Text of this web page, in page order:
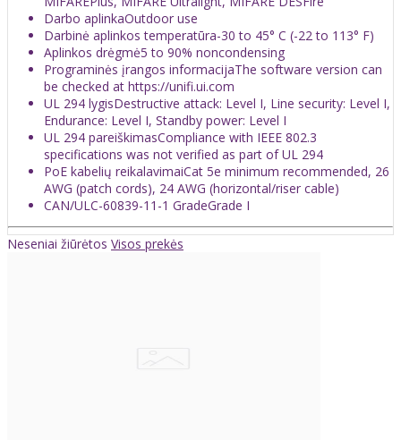
Darbo aplinkaOutdoor use
Darbinė aplinkos temperatūra-30 to 45° C (-22 to 113° F)
Aplinkos drėgmė5 to 90% noncondensing
Programinės įrangos informacijaThe software version can
be checked at https://unifi.ui.com
UL 294 lygisDestructive attack: Level I, Line security: Level I,
Endurance: Level I, Standby power: Level I
UL 294 pareiškimasCompliance with IEEE 802.3
specifications was not verified as part of UL 294
PoE kabelių reikalavimaiCat 5e minimum recommended, 26
AWG (patch cords), 24 AWG (horizontal/riser cable)
CAN/ULC-60839-11-1 GradeGrade I
Neseniai žiūrėtos Visos prekės